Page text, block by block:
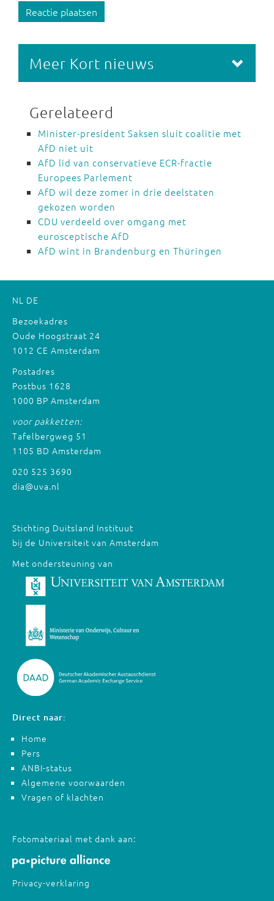
Reactie plaatsen
Meer Kort nieuws
Gerelateerd
Minister-president Saksen sluit coalitie met
AfD niet uit
AfD lid van conservatieve ECR-fractie
Europees Parlement
AfD wil deze zomer in drie deelstaten
gekozen worden
CDU verdeeld over omgang met
eurosceptische AfD
AfD wint in Brandenburg en Thüringen
NL DE
Bezoekadres
Oude Hoogstraat 24
1012 CE Amsterdam
Postadres
Postbus 1628
1000 BP Amsterdam
voor pakketten:
Tafelbergweg 51
1105 BD Amsterdam
020 525 3690
dia@uva.nl
Stichting Duitsland Instituut
bij de Universiteit van Amsterdam
Met ondersteuning van
Direct naar:
Home
Pers
ANBI-status
Algemene voorwaarden
Vragen of klachten
Fotomateriaal met dank aan:
Privacy-verklaring